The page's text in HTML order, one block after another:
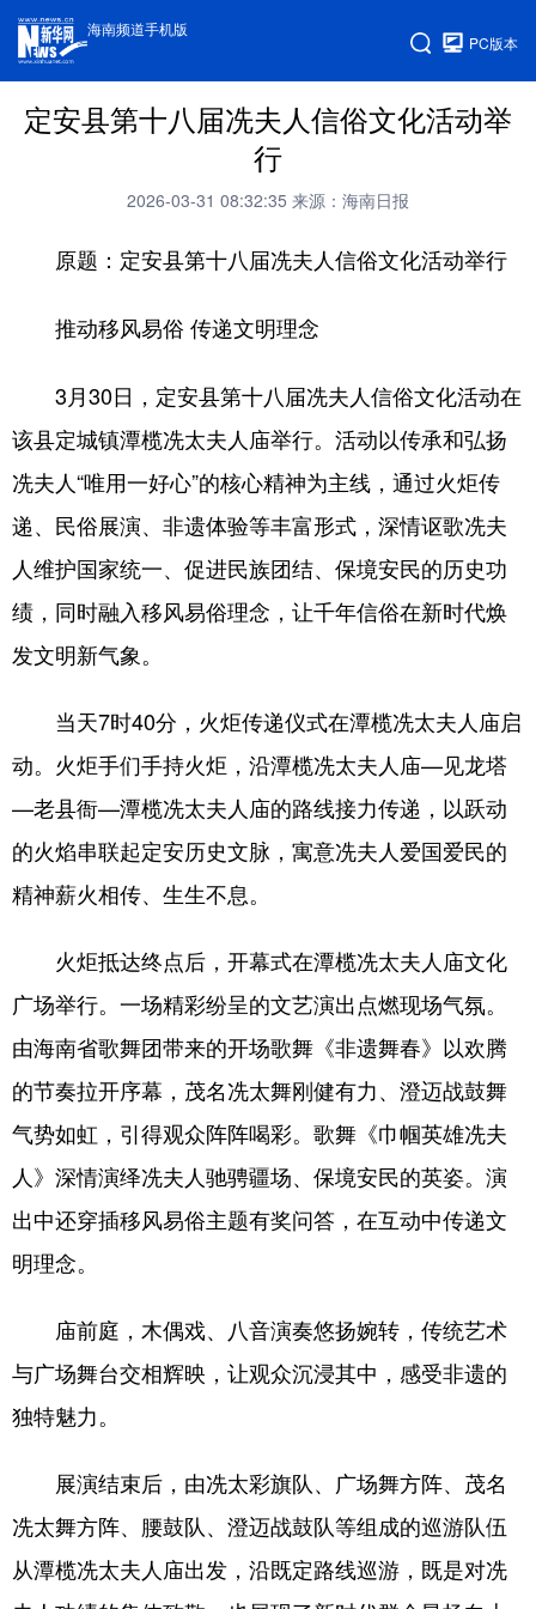
海南频道手机版
PC版本
定安县第十八届冼夫人信俗文化活动举
行
2026-03-31 08:32:35 来源：海南日报
原题：定安县第十八届冼夫人信俗文化活动举行
推动移风易俗 传递文明理念
3月30日，定安县第十八届冼夫人信俗文化活动在
该县定城镇潭榄冼太夫人庙举行。活动以传承和弘扬
冼夫人“唯用一好心”的核心精神为主线，通过火炬传
递、民俗展演、非遗体验等丰富形式，深情讴歌冼夫
人维护国家统一、促进民族团结、保境安民的历史功
绩，同时融入移风易俗理念，让千年信俗在新时代焕
发文明新气象。
当天7时40分，火炬传递仪式在潭榄冼太夫人庙启
动。火炬手们手持火炬，沿潭榄冼太夫人庙—见龙塔
—老县衙—潭榄冼太夫人庙的路线接力传递，以跃动
的火焰串联起定安历史文脉，寓意冼夫人爱国爱民的
精神薪火相传、生生不息。
火炬抵达终点后，开幕式在潭榄冼太夫人庙文化
广场举行。一场精彩纷呈的文艺演出点燃现场气氛。
由海南省歌舞团带来的开场歌舞《非遗舞春》以欢腾
的节奏拉开序幕，茂名冼太舞刚健有力、澄迈战鼓舞
气势如虹，引得观众阵阵喝彩。歌舞《巾帼英雄冼夫
人》深情演绎冼夫人驰骋疆场、保境安民的英姿。演
出中还穿插移风易俗主题有奖问答，在互动中传递文
明理念。
庙前庭，木偶戏、八音演奏悠扬婉转，传统艺术
与广场舞台交相辉映，让观众沉浸其中，感受非遗的
独特魅力。
展演结束后，由冼太彩旗队、广场舞方阵、茂名
冼太舞方阵、腰鼓队、澄迈战鼓队等组成的巡游队伍
从潭榄冼太夫人庙出发，沿既定路线巡游，既是对冼